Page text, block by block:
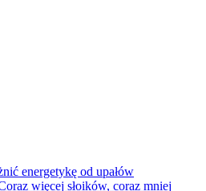
energetykę od upałów
więcej słoików, coraz mniej